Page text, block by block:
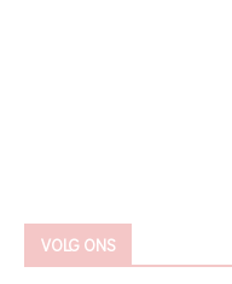
VOLG ONS